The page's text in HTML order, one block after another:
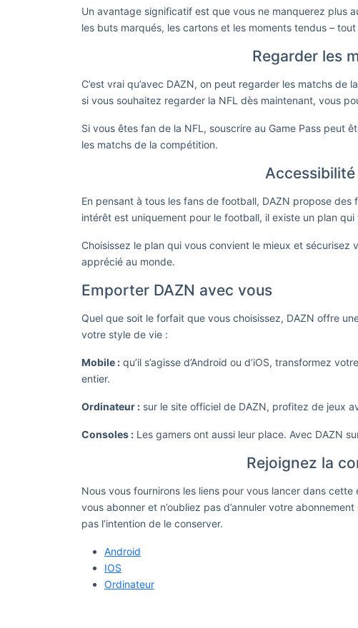
Un avantage significatif est que vous ne manquerez plus
les buts marqués, les cartons et les moments tendus –
Regarder les
C’est vrai qu’avec DAZN, on peut regarder les matchs de
si vous souhaitez regarder la NFL dès maintenant, vous
Si vous êtes fan de la NFL, souscrire au Game Pass peut
les matchs de la compétition.
En pensant à tous les fans de football, DAZN propose
intérêt est uniquement pour le football, il existe un plan
Choisissez le plan qui vous convient le mieux et
apprécié au monde.
Emporter DAZN avec vous
Quel que soit le forfait que vous choisissez, DAZN offre
votre style de vie :
Mobile : qu’il s’agisse d’Android ou d’iOS, transformez
entier.
Ordinateur : sur le site officiel de DAZN, profitez de jeux
Consoles : Les gamers ont aussi leur place. Avec DAZN
Rejoignez la
Nous vous fournirons les liens pour vous lancer dans
vous abonner et n’oubliez pas d’annuler votre
pas l’intention de le conserver.
Android
IOS
Ordinateur